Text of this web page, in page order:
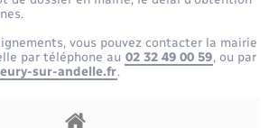
- Citoyenneté
d’occupation de l’espace
vous pouvez contacter la mairie
par téléphone au 02 32 49 00 59, ou par
sur-andelle.fr.